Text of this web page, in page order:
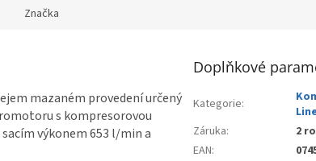
Značka
mazaném provedení určený
s kompresorovou
výkonem 653 l/min a
Doplňkové
Kategorie:
Záruka:
2
EAN: